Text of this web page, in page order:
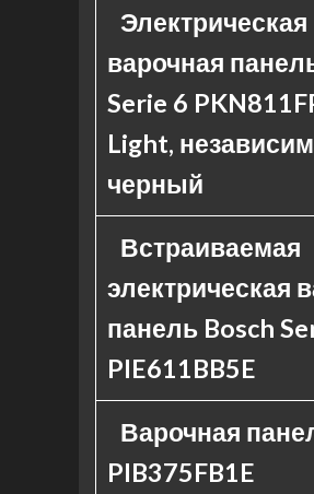
Электрическая
варочная
Serie 6
Light,
черный
Встраиваемая
электрическая
панель Bosch
PIE611BB5E
Варочная
PIB375FB1E